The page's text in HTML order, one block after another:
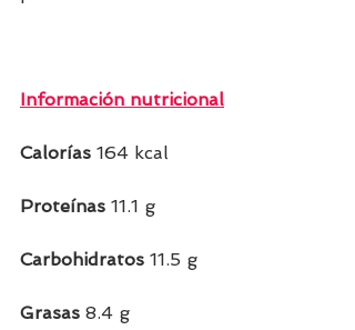
Información nutricional
Calorías 164 kcal
Proteínas 11.1 g
Carbohidratos 11.5 g
Grasas 8.4 g